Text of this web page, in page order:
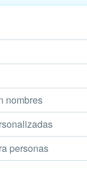
nombres
personas